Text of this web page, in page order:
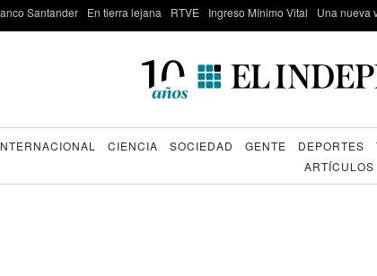
Santander En tierra lejana RTVE Ingreso Mínimo Vital Una nueva
CIENCIA SOCIEDAD GENTE DEPORTES
ARTÍCULOS